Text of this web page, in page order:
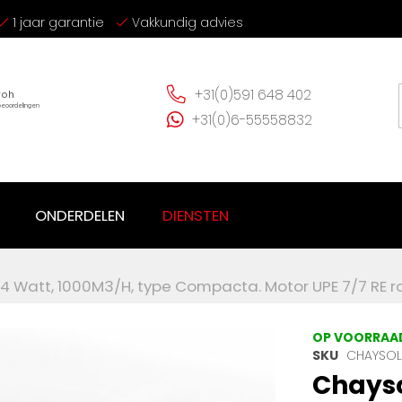
1 jaar garantie Vakkundig advies
+31(0)591 648 402
+31(0)6-55558832
ONDERDELEN DIENSTEN
Watt, 1000M3/H, type Compacta. Motor UPE 7/7
OP
SKU